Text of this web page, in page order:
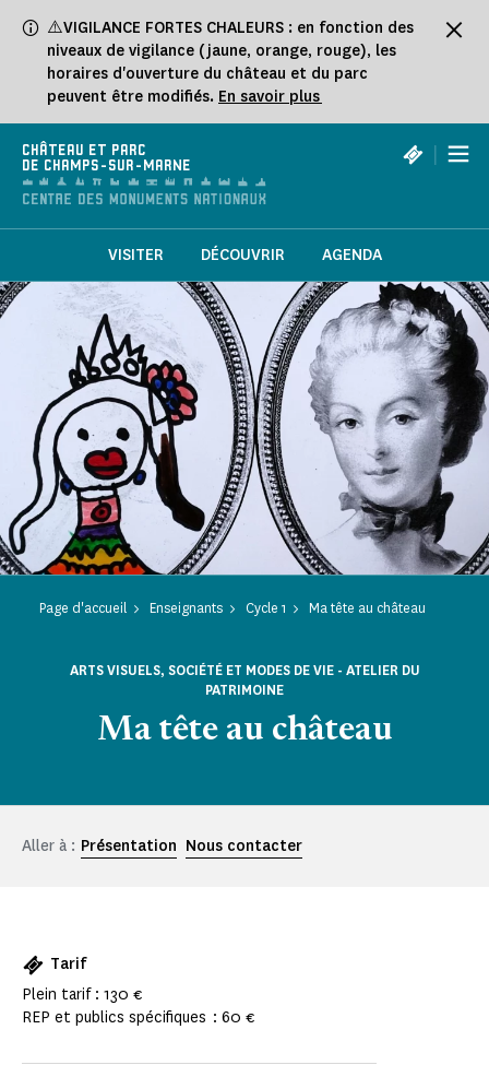
⚠️VIGILANCE FORTES CHALEURS : en fonction des
niveaux de vigilance (jaune, orange, rouge), les
horaires d'ouverture du château et du parc
peuvent être modifiés. En savoir plus
CHÂTEAU ET PARC
DE CHAMPS-SUR-MARNE
|
VISITER DÉCOUVRIR AGENDA
Page d'accueil Enseignants Cycle 1 Ma tête au château
Ma tête au château
ARTS VISUELS, SOCIÉTÉ ET MODES DE VIE - ATELIER DU
PATRIMOINE
Aller à : Présentation Nous contacter
Tarif
Plein tarif : 130 €
REP et publics spécifiques : 60 €